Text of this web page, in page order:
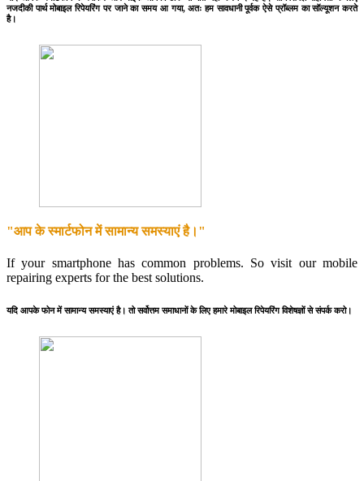
नजदीकी पार्थ मोबाइल रिपेयरिंग पर जाने का समय आ गया, अतः हम सावधानी पूर्वक ऐसे प्रॉब्लम का सॉल्यूशन करते
है।
"आप के स्मार्टफोन में सामान्य समस्याएं है।"
If your smartphone has common problems. So visit our mobile
repairing experts for the best solutions.
यदि आपके फोन में सामान्य समस्याएं है। तो सर्वोत्तम समाधानों के लिए हमारे मोबाइल रिपेयरिंग विशेषज्ञों से संपर्क करो।